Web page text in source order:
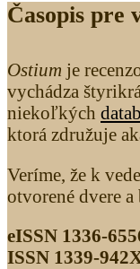
Časopis pre
Ostium je
vychádza
niekoľkých
ktorá združuje
Veríme, že k
otvorené dvere
eISSN 1336-
ISSN 1339­-